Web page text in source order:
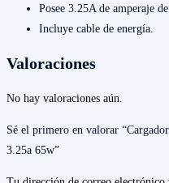
Posee 3.25A de amperaje de
Incluye cable de energía.
Valoraciones
No hay valoraciones aún.
Sé el primero en valorar
3.25a 65w”